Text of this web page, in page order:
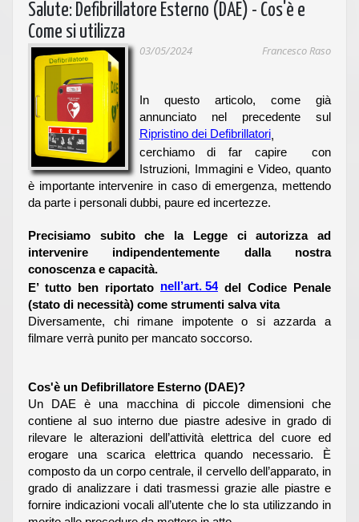
Salute: Defibrillatore Esterno (DAE) - Cos'è e
Come si utilizza
03/05/2024 Francesco Raso
In questo articolo, come già
annunciato nel precedente sul
Ripristino dei Defibrillatori,
cerchiamo di far capire con
Istruzioni, Immagini e Video, quanto
è importante intervenire in caso di emergenza, mettendo
da parte i personali dubbi, paure ed incertezze.
Precisiamo subito che la Legge ci autorizza ad
intervenire indipendentemente dalla nostra
conoscenza e capacità.
E’ tutto ben riportato nell’art. 54 del Codice Penale
(stato di necessità) come strumenti salva vita
Diversamente, chi rimane impotente o si azzarda a
filmare verrà punito per mancato soccorso.
Cos'è un Defibrillatore Esterno (DAE)?
Un DAE è una macchina di piccole dimensioni che
contiene al suo interno due piastre adesive in grado di
rilevare le alterazioni dell’attività elettrica del cuore ed
erogare una scarica elettrica quando necessario. È
composto da un corpo centrale, il cervello dell’apparato, in
grado di analizzare i dati trasmessi grazie alle piastre e
fornire indicazioni vocali all’utente che lo sta utilizzando in